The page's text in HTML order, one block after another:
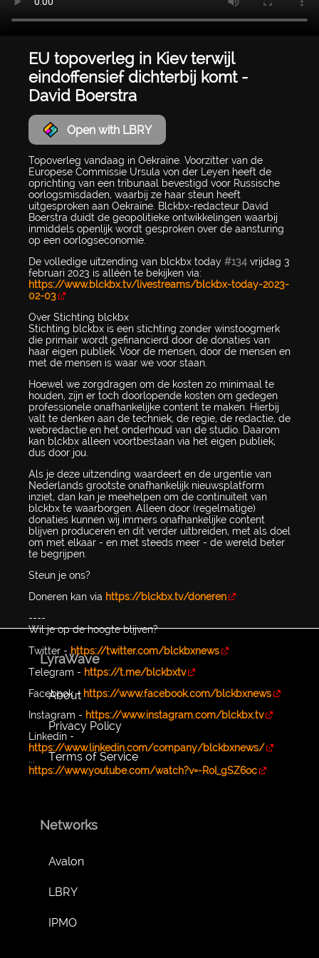
EU topoverleg in Kiev terwijl
eindoffensief dichterbij komt -
David Boerstra
Open with LBRY
Topoverleg vandaag in Oekraïne. Voorzitter van de
Europese Commissie Ursula von der Leyen heeft de
oprichting van een tribunaal bevestigd voor Russische
oorlogsmisdaden, waarbij ze haar steun heeft
uitgesproken aan Oekraïne. Blckbx-redacteur David
Boerstra duidt de geopolitieke ontwikkelingen waarbij
inmiddels openlijk wordt gesproken over de aansturing
op een oorlogseconomie.
De volledige uitzending van blckbx today #134 vrijdag 3
februari 2023 is alléén te bekijken via:
https://www.blckbx.tv/livestreams/blckbx-today-2023-
02-03
Over Stichting blckbx
Stichting blckbx is een stichting zonder winstoogmerk
die primair wordt gefinancierd door de donaties van
haar eigen publiek. Voor de mensen, door de mensen en
met de mensen is waar we voor staan.
Hoewel we zorgdragen om de kosten zo minimaal te
houden, zijn er toch doorlopende kosten om gedegen
professionele onafhankelijke content te maken. Hierbij
valt te denken aan de techniek, de regie, de redactie, de
webredactie en het onderhoud van de studio. Daarom
kan blckbx alleen voortbestaan via het eigen publiek,
dus door jou.
Als je deze uitzending waardeert en de urgentie van
Nederlands grootste onafhankelijk nieuwsplatform
inziet, dan kan je meehelpen om de continuïteit van
blckbx te waarborgen. Alleen door (regelmatige)
donaties kunnen wij immers onafhankelijke content
blijven produceren en dit verder uitbreiden, met als doel
om met elkaar - en met steeds meer - de wereld beter
te begrijpen.
Steun je ons?
Doneren kan via https://blckbx.tv/doneren
----
Wil je op de hoogte blijven?
Twitter -https://twitter.com/blckbxnews
Telegram - https://t.me/blckbxtv
Facebook - https://www.facebook.com/blckbxnews
Instagram - https://www.instagram.com/blckbx.tv
Linkedin -
https://www.linkedin.com/company/blckbxnews/
...
https://www.youtube.com/watch?v=-RoI_gSZ6oc
LyraWave
About
Privacy Policy
Terms of Service
Networks
Avalon
LBRY
IPMO